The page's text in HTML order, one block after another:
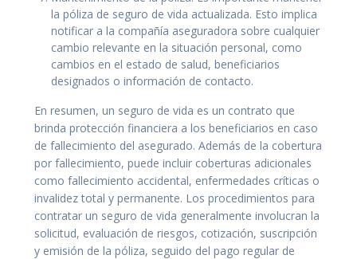
la póliza de seguro de vida actualizada. Esto implica
notificar a la compañía aseguradora sobre cualquier
cambio relevante en la situación personal, como
cambios en el estado de salud, beneficiarios
designados o información de contacto.
En resumen, un seguro de vida es un contrato que
brinda protección financiera a los beneficiarios en caso
de fallecimiento del asegurado. Además de la cobertura
por fallecimiento, puede incluir coberturas adicionales
como fallecimiento accidental, enfermedades críticas o
invalidez total y permanente. Los procedimientos para
contratar un seguro de vida generalmente involucran la
solicitud, evaluación de riesgos, cotización, suscripción
y emisión de la póliza, seguido del pago regular de